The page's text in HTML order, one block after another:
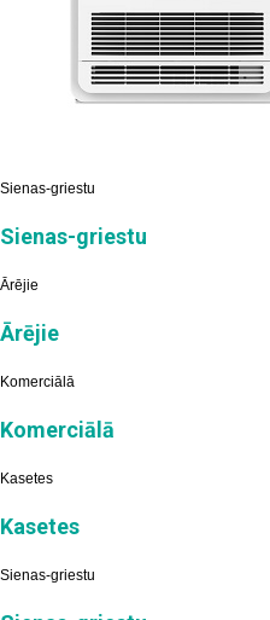
Sienas-griestu
Sienas-griestu
Ārējie
Ārējie
Komerciālā
Komerciālā
Kasetes
Kasetes
Sienas-griestu